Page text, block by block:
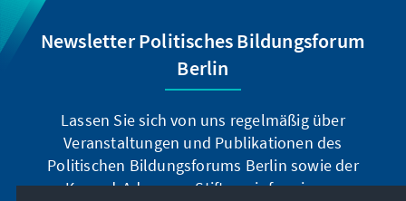
Newsletter Politisches Bildungsforum
Berlin
Lassen Sie sich von uns regelmäßig über
Veranstaltungen und Publikationen des
Politischen Bildungsforums Berlin sowie der
Konrad-Adenauer-Stiftung informieren.